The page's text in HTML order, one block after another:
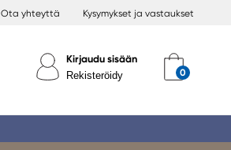
Ota yhteyttä Kysymykset ja vastaukset
Kirjaudu sisään
Rekisteröidy